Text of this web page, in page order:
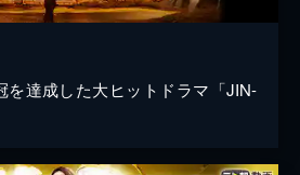
を達成した大ヒットドラマ「JIN-